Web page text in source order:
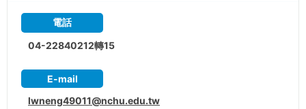
電話
04-22840212轉15
E-mail
lwneng49011@nchu.edu.tw